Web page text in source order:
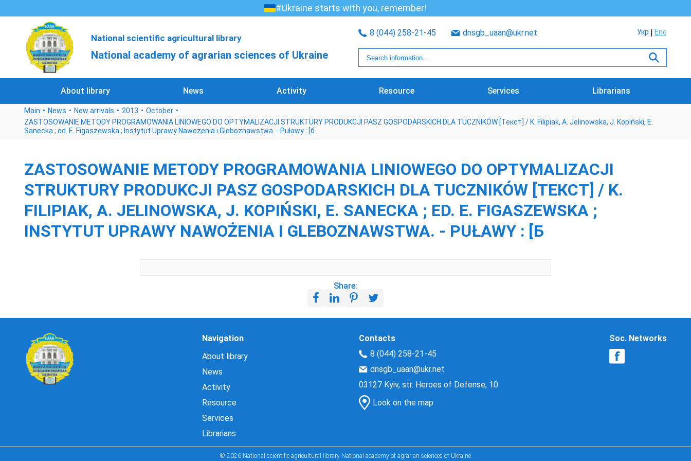
#Ukraine starts with you, remember!
National scientific agricultural library
National academy of agrarian sciences of Ukraine
8 (044) 258-21-45 dnsgb_uaan@ukr.net Укр Eng
About library News Activity Resource Services Librarians
Main News New arrivals 2013
October
ZASTOSOWANIE METODY PROGRAMOWANIA LINIOWEGO DO OPTYMALIZACJI STRUKTURY PRODUKCJI PASZ GOSPODARSKICH DLA TUCZNIKÓW [Текст] / K. Filipiak, A. Jelinowska, J. Kopiński, E.
Sanecka ; ed. E. Figaszewska ; Instytut Uprawy Nawożenia i Gleboznawstwa. - Puławy : [б
ZASTOSOWANIE METODY PROGRAMOWANIA LINIOWEGO DO OPTYMALIZACJI
STRUKTURY PRODUKCJI PASZ GOSPODARSKICH DLA TUCZNIKÓW [ТЕКСТ] / K.
FILIPIAK, A. JELINOWSKA, J. KOPIŃSKI, E. SANECKA ; ED. E. FIGASZEWSKA ;
INSTYTUT UPRAWY NAWOŻENIA I GLEBOZNAWSTWA. - PUŁAWY : [Б
Share:
Navigation
About library
News
Activity
Resource
Services
Librarians
Contacts
8 (044) 258-21-45
dnsgb_uaan@ukr.net
03127 Kyiv, str. Heroes of Defense, 10
Look on the map
Soc. Networks
© 2026 National scientific agricultural library National academy of agrarian sciences of Ukraine